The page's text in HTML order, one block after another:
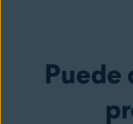
Puede